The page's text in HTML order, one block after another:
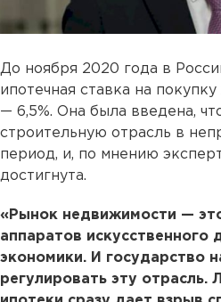
До ноября 2020 года в
ипотечная ставка на
— 6,5%. Она была введена,
строительную отрасль в
период, и, по мнению
достигнута.
«Рынок недвижимости —
аппаратов искусственного
экономики. И государство
регулировать эту отрасль.